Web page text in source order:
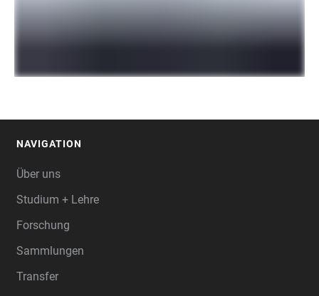
NAVIGATION
Über uns
Studium + Lehre
Forschung
Sammlungen
Transfer